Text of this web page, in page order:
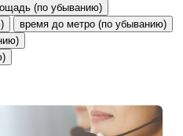
(по убыванию)
время до метро (по убыванию)